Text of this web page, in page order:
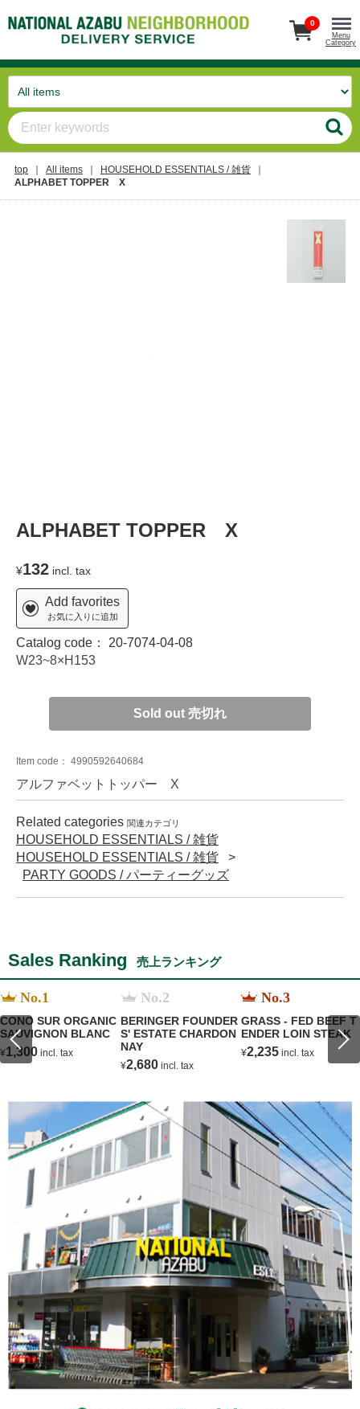
0
Menu
Category
top All items
HOUSEHOLD ESSENTIALS / 雑貨
ALPHABET TOPPER X
ALPHABET TOPPER X
¥132 incl. tax
Add favorites
お気に入りに追加
Catalog code： 20-7074-04-08
W23~8×H153
Sold out 売切れ
Item code： 4990592640684
アルファベットトッパー X
Related categories 関連カテゴリ
HOUSEHOLD ESSENTIALS / 雑貨
HOUSEHOLD ESSENTIALS / 雑貨
PARTY GOODS / パーティーグッズ
Sales Ranking 売上ランキング
No.1
CONO SUR ORGANIC
SAUVIGNON BLANC
¥1,300 incl. tax
No.2
BERINGER FOUNDER
S' ESTATE CHARDON
NAY
¥2,680 incl. tax
No.3
GRASS - FED BEEF T
ENDER LOIN STEAK
¥2,235 incl. tax